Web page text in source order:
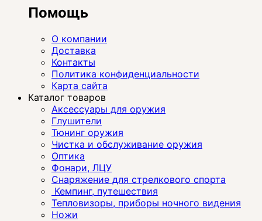
Помощь
О компании
Доставка
Контакты
Политика конфиденциальности
Карта сайта
Каталог товаров
Аксессуары для оружия
Глушители
Тюнинг оружия
Чистка и обслуживание оружия
Оптика
Фонари, ЛЦУ
Снаряжение для стрелкового спорта
Кемпинг, путешествия
Тепловизоры, приборы ночного видения
Ножи